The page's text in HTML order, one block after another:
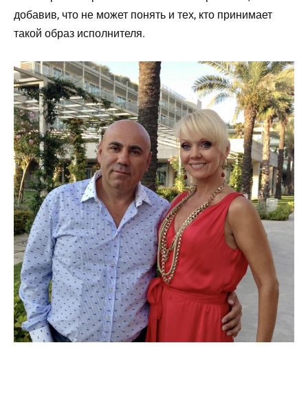
добавив, что не может понять и тех, кто принимает
такой образ исполнителя.